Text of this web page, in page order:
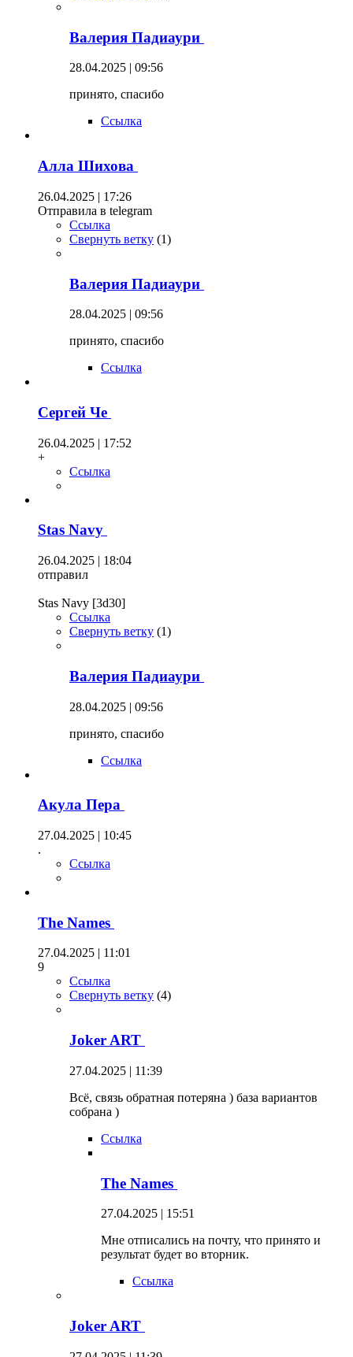
Валерия Падиаури
28.04.2025 | 09:56
принято, спасибо
Ссылка
Алла Шихова
26.04.2025 | 17:26
Отправила в telegram
Ссылка
Свернуть ветку (1)
Валерия Падиаури
28.04.2025 | 09:56
принято, спасибо
Ссылка
Сергей Че
26.04.2025 | 17:52
+
Ссылка
Stas Navy
26.04.2025 | 18:04
отправил
Stas Navy [3d30]
Ссылка
Свернуть ветку (1)
Валерия Падиаури
28.04.2025 | 09:56
принято, спасибо
Ссылка
Акула Пера
27.04.2025 | 10:45
.
Ссылка
The Names
27.04.2025 | 11:01
9
Ссылка
Свернуть ветку (4)
Joker ART
27.04.2025 | 11:39
Всё, связь обратная потеряна ) база вариантов
собрана )
Ссылка
The Names
27.04.2025 | 15:51
Мне отписались на почту, что принято и
результат будет во вторник.
Ссылка
Joker ART